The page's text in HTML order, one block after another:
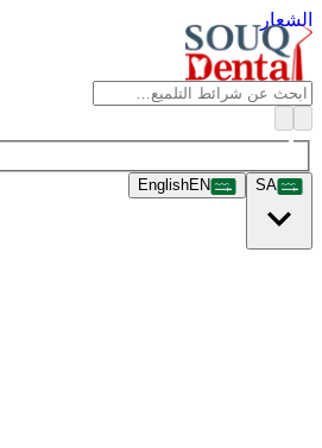
الشعار
SA
EnglishEN